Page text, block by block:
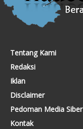
Tentang Kami
Redaksi
Iklan
Disclaimer
Pedoman Media Siber
Kontak